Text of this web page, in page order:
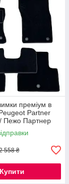
преміум в
Partner
Пежо Партнер
558 ₴
Купити